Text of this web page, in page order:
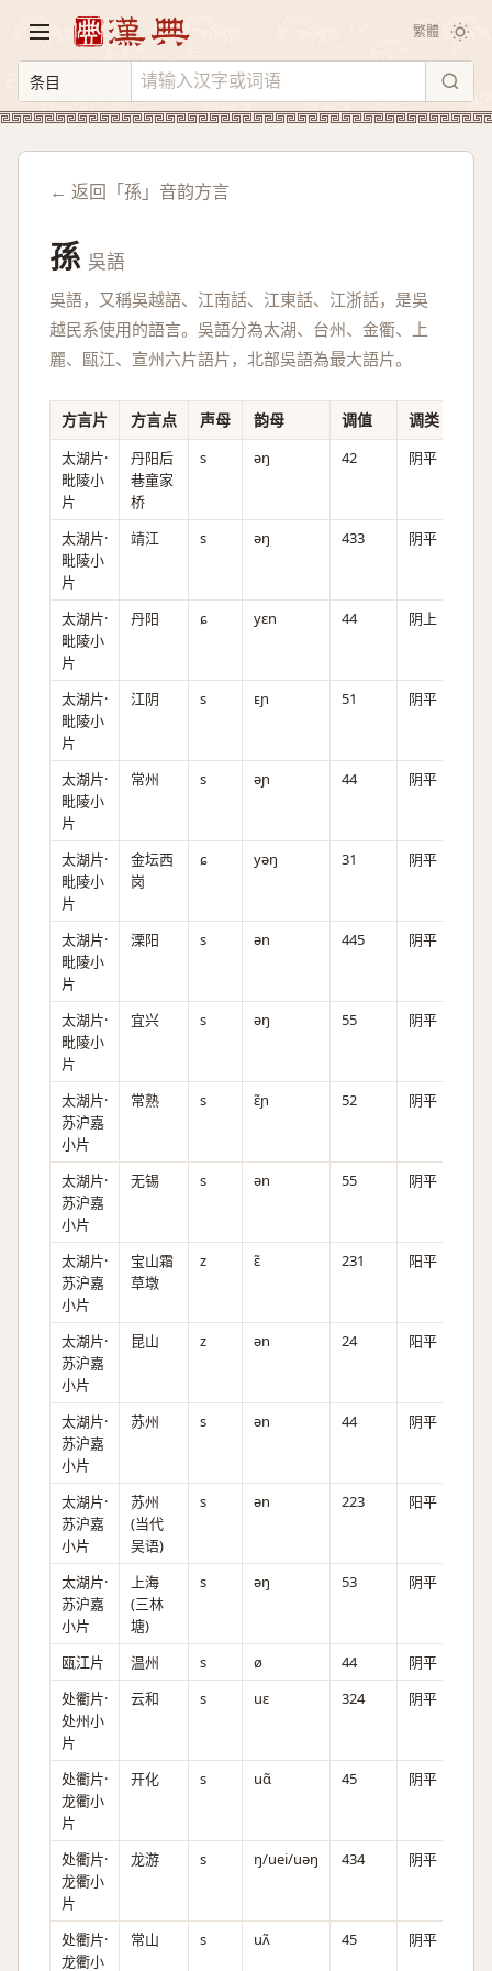
繁體
← 返回「孫」音韵方言
孫 吳語
吳語，又稱吳越語、江南話、江東話、江浙話，是吳
越民系使用的語言。吳語分為太湖、台州、金衢、上
麗、甌江、宣州六片語片，北部吳語為最大語片。
方言片 方言点 声母 韵母 调值 调类
太湖片·
毗陵小
片
丹阳后
巷童家
桥
s əŋ 42 阴平
太湖片·
毗陵小
片
靖江 s əŋ 433 阴平
太湖片·
毗陵小
片
丹阳 ɕ yɛn 44 阴上
太湖片·
毗陵小
片
江阴 s ᴇɲ 51 阴平
太湖片·
毗陵小
片
常州 s əɲ 44 阴平
太湖片·
毗陵小
片
金坛西
岗
ɕ yəŋ 31 阴平
太湖片·
毗陵小
片
溧阳 s ən 445 阴平
太湖片·
毗陵小
片
宜兴 s əŋ 55 阴平
太湖片·
苏沪嘉
小片
常熟 s ɛ̃ɲ 52 阴平
太湖片·
苏沪嘉
小片
无锡 s ən 55 阴平
太湖片·
苏沪嘉
小片
宝山霜
草墩
z ɛ̃ 231 阳平
太湖片·
苏沪嘉
小片
昆山 z ən 24 阳平
太湖片·
苏沪嘉
小片
苏州 s ən 44 阴平
太湖片·
苏沪嘉
小片
苏州
(当代
吴语)
s ən 223 阳平
太湖片·
苏沪嘉
小片
上海
(三林
塘)
s əŋ 53 阴平
瓯江片 温州 s ø 44
阴平
处衢片·
处州小
片
云和 s uɛ 324 阴平
处衢片·
龙衢小
片
开化 s uɑ̃ 45 阴平
处衢片·
龙衢小
片
龙游 s ŋ/uei/uəŋ 434 阴平
处衢片·
龙衢小
常山 s uʌ̃ 45 阴平